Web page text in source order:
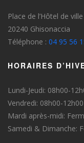
Place de l’Hôtel de ville
20240 Ghisonaccia
Téléphone : 04 95 56
HORAIRES
Lundi-Jeudi: 08h00-
Vendredi: 08h00-
Mardi après-midi:
Samedi & Dimanche: